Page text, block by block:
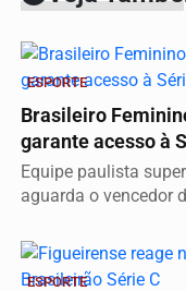
ESPORTE
Brasileiro
garante acesso à
Equipe paulista
aguarda o vencedor
ESPORTE